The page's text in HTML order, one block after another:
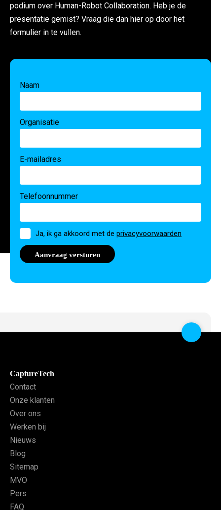
podium over Human-Robot Collaboration. Heb je de
presentatie gemist? Vraag die dan hier op door het
formulier in te vullen.
Naam
Organisatie
E-mailadres
Telefoonnummer
Toestemming
Ja, ik ga akkoord met de privacyvoorwaarden
CaptureTech
Contact
Onze klanten
Over ons
Werken bij
Nieuws
Blog
Sitemap
MVO
Pers
FAQ